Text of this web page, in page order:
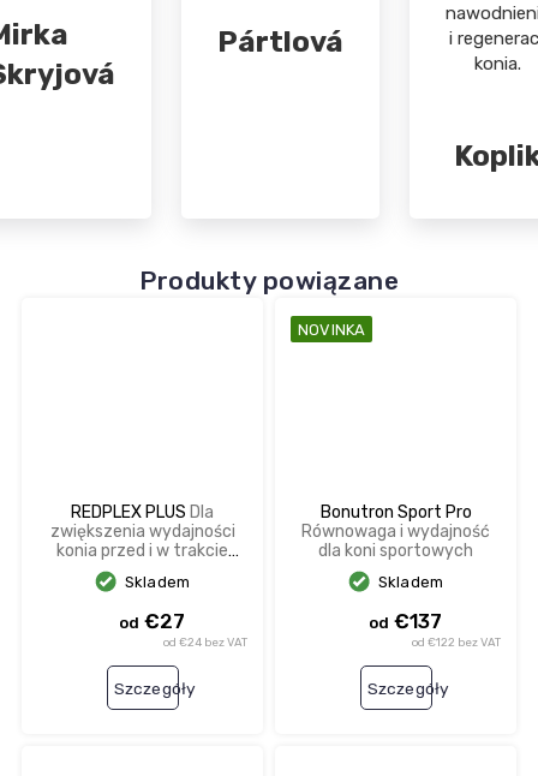
Produkty powiązane
REDPLEX PLUS Dla
zwiększenia wydajności
konia przed i w trakcie
zawodów, poprawia
dotlenienie krwi.
Skladem
od €24 bez VAT
od €27
Szczegóły
NOVINKA
Bonutron Sport Pro
Równowaga i wydajność
dla koni sportowych
Skladem
od €122 bez VAT
od €137
Szczegóły
Pártlová
i
konia.